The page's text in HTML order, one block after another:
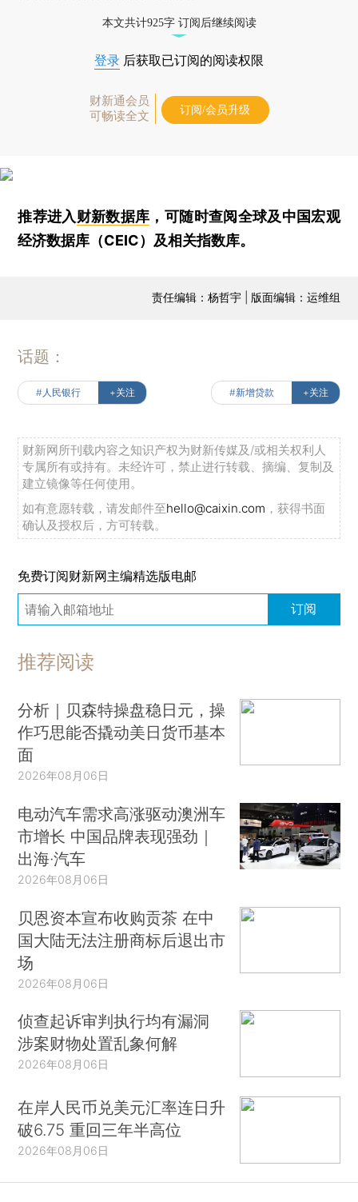
本文共计925字 订阅后继续阅读
登录 后获取已订阅的阅读权限
财新通会员
可畅读全文
订阅/会员升级
推荐进入财新数据库 ，可随时查阅全球及中国宏观
经济数据库（CEIC）及相关指数库。
责任编辑：杨哲宇 | 版面编辑：运维组
话题：
#人民银行 +关注 #新增贷款 +关注
财新网所刊载内容之知识产权为财新传媒及/或相关权利人
专属所有或持有。未经许可，禁止进行转载、摘编、复制及
建立镜像等任何使用。
如有意愿转载，请发邮件至hello@caixin.com ，获得书面
确认及授权后，方可转载。
免费订阅财新网主编精选版电邮
订阅
推荐阅读
分析｜贝森特操盘稳日元，操
作巧思能否撬动美日货币基本
面
2026年08月06日
电动汽车需求高涨驱动澳洲车
市增长 中国品牌表现强劲｜
出海·汽车
2026年08月06日
贝恩资本宣布收购贡茶 在中
国大陆无法注册商标后退出市
场
2026年08月06日
侦查起诉审判执行均有漏洞
涉案财物处置乱象何解
2026年08月06日
在岸人民币兑美元汇率连日升
破6.75 重回三年半高位
2026年08月06日